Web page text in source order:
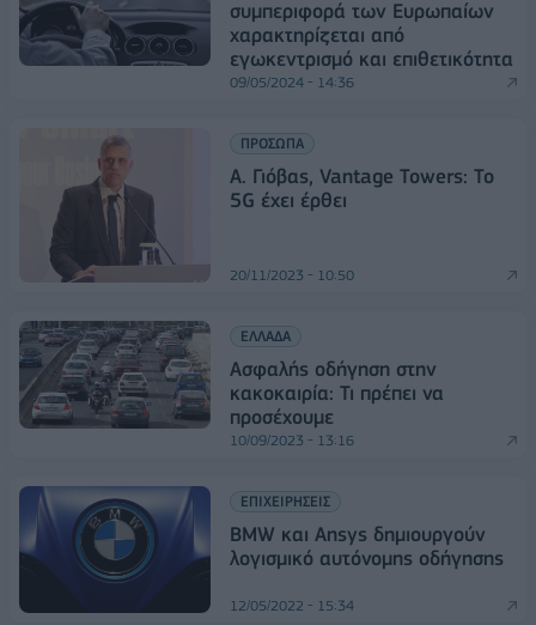
συμπεριφορά των Ευρωπαίων
χαρακτηρίζεται από
εγωκεντρισμό και επιθετικότητα
09/05/2024 - 14:36
ΠΡΟΣΩΠΑ
Α. Γιόβας, Vantage Towers: Το
5G έχει έρθει
20/11/2023 - 10:50
ΕΛΛΑΔΑ
Ασφαλής οδήγηση στην
κακοκαιρία: Τι πρέπει να
προσέχουμε
10/09/2023 - 13:16
ΕΠΙΧΕΙΡΗΣΕΙΣ
BMW και Ansys δημιουργούν
λογισμικό αυτόνομης οδήγησης
12/05/2022 - 15:34